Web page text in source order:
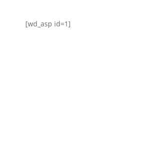
[wd_asp id=1]